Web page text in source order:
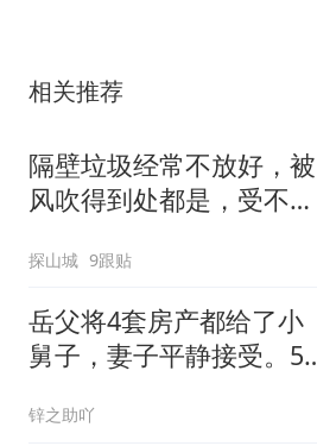
相关推荐
隔壁垃圾经常不放好，被
风吹得到处都是，受不了
二天早上邻居就这么水灵
灵的把家门口垃圾拿走了
探山城 9跟贴
岳父将4套房产都给了小
舅子，妻子平静接受。50
锌之助吖